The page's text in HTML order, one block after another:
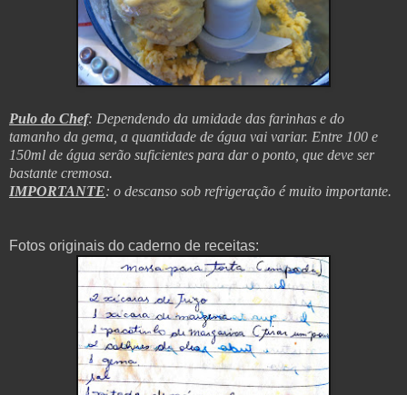
Pulo do Chef: Dependendo da umidade das farinhas e do
tamanho da gema, a quantidade de água vai variar. Entre 100 e
150ml de água serão suficientes para dar o ponto, que deve ser
bastante cremosa.
IMPORTANTE: o descanso sob refrigeração é muito importante.
Fotos originais do caderno de receitas: